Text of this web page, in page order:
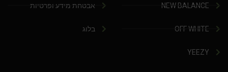
NEW BALANCE
OFF WHITE
YEEZY
אבטחת מידע ופרטיות
בלוג